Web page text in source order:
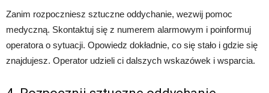
Zanim rozpoczniesz sztuczne oddychanie, wezwij pomoc
medyczną. Skontaktuj się z numerem alarmowym i poinformuj
operatora o sytuacji. Opowiedz dokładnie, co się stało i gdzie się
znajdujesz. Operator udzieli ci dalszych wskazówek i wsparcia.